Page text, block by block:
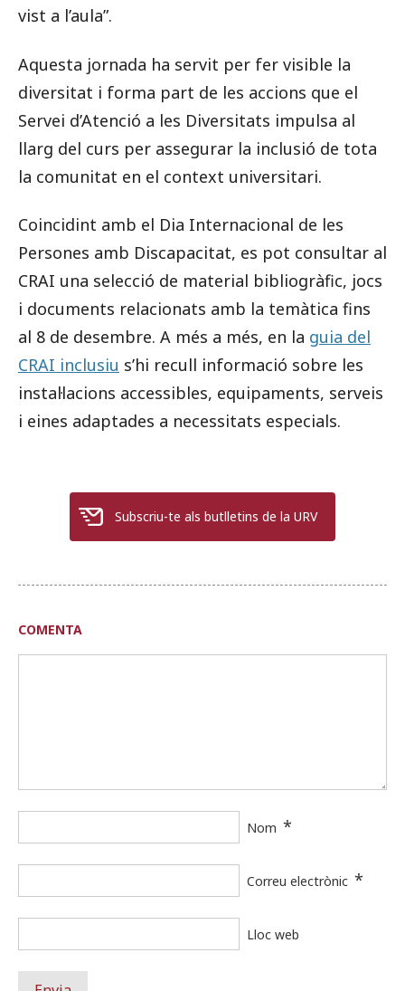
vist a l’aula”.
Aquesta jornada ha servit per fer visible la
diversitat i forma part de les accions que el
Servei d’Atenció a les Diversitats impulsa al
llarg del curs per assegurar la inclusió de tota
la comunitat en el context universitari.
Coincidint amb el Dia Internacional de les
Persones amb Discapacitat, es pot consultar al
CRAI una selecció de material bibliogràfic, jocs
i documents relacionats amb la temàtica fins
al 8 de desembre. A més a més, en la guia del
CRAI inclusiu s’hi recull informació sobre les
instal·lacions accessibles, equipaments, serveis
i eines adaptades a necessitats especials.
Subscriu-te als butlletins de la URV
COMENTA
Nom *
Correu electrònic *
Lloc web